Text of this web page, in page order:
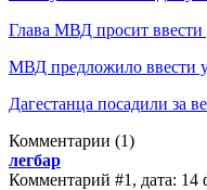
Глава МВД просит ввести
МВД предложило ввести
Дагестанца посадили за
Комментарии (1)
легбар
Комментарий #1, дата: 14